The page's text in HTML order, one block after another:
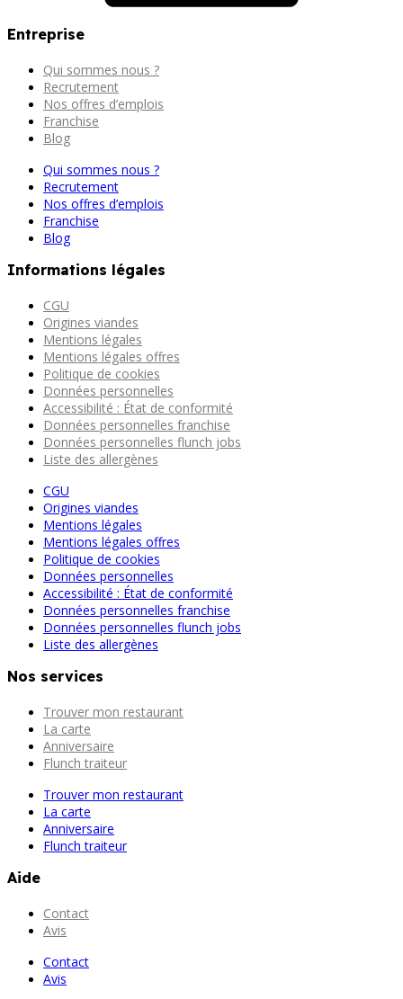
Entreprise
Qui sommes nous ?
Recrutement
Nos offres d’emplois
Franchise
Blog
Qui sommes nous ?
Recrutement
Nos offres d’emplois
Franchise
Blog
Informations légales
CGU
Origines viandes
Mentions légales
Mentions légales offres
Politique de cookies
Données personnelles
Accessibilité : État de conformité
Données personnelles franchise
Données personnelles flunch jobs
Liste des allergènes
CGU
Origines viandes
Mentions légales
Mentions légales offres
Politique de cookies
Données personnelles
Accessibilité : État de conformité
Données personnelles franchise
Données personnelles flunch jobs
Liste des allergènes
Nos services
Trouver mon restaurant
La carte
Anniversaire
Flunch traiteur
Trouver mon restaurant
La carte
Anniversaire
Flunch traiteur
Aide
Contact
Avis
Contact
Avis